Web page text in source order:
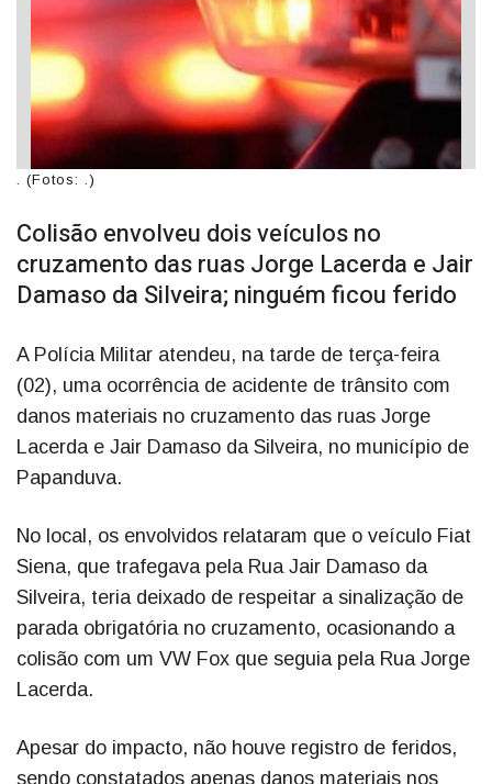
. (Fotos: .)
Colisão envolveu dois veículos no
cruzamento das ruas Jorge Lacerda e Jair
Damaso da Silveira; ninguém ficou ferido
A Polícia Militar atendeu, na tarde de terça-feira
(02), uma ocorrência de acidente de trânsito com
danos materiais no cruzamento das ruas Jorge
Lacerda e Jair Damaso da Silveira, no município de
Papanduva.
No local, os envolvidos relataram que o veículo Fiat
Siena, que trafegava pela Rua Jair Damaso da
Silveira, teria deixado de respeitar a sinalização de
parada obrigatória no cruzamento, ocasionando a
colisão com um VW Fox que seguia pela Rua Jorge
Lacerda.
Apesar do impacto, não houve registro de feridos,
sendo constatados apenas danos materiais nos